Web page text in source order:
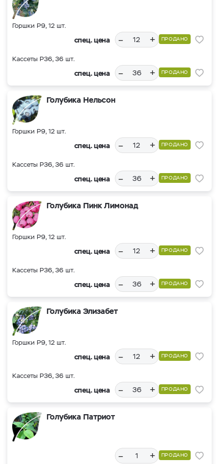
Горшки Р9, 12 шт.
спец. цена – + ПРОДАНО
Кассеты Р36, 36 шт.
спец. цена – + ПРОДАНО
Голубика Нельсон
Горшки Р9, 12 шт.
спец. цена – + ПРОДАНО
Кассеты Р36, 36 шт.
спец. цена – + ПРОДАНО
Голубика Пинк Лимонад
Горшки Р9, 12 шт.
спец. цена – + ПРОДАНО
Кассеты Р36, 36 шт.
спец. цена – + ПРОДАНО
Голубика Элизабет
Горшки Р9, 12 шт.
спец. цена – + ПРОДАНО
Кассеты Р36, 36 шт.
спец. цена – + ПРОДАНО
Голубика Патриот
– + ПРОДАНО